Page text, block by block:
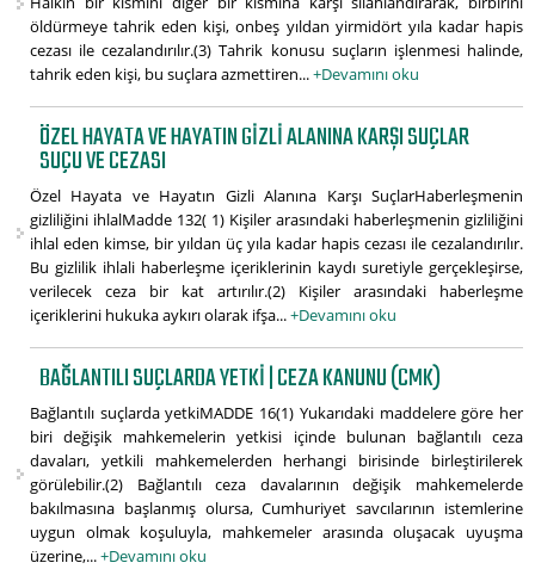
öldürmeye tahrik eden kişi, onbeş yıldan yirmidört yıla kadar hapis
cezası ile cezalandırılır.(3) Tahrik konusu suçların işlenmesi halinde,
tahrik eden kişi, bu suçlara azmettiren...+Devamını oku
ÖZEL HAYATA VE HAYATIN GIZLI ALANINA KARŞI SUÇLAR
SUÇU VE CEZASI
Özel Hayata ve Hayatın Gizli Alanına Karşı SuçlarHaberleşmenin
gizliliğini ihlalMadde 132( 1) Kişiler arasındaki haberleşmenin gizliliğini
ihlal eden kimse, bir yıldan üç yıla kadar hapis cezası ile cezalandırılır.
Bu gizlilik ihlali haberleşme içeriklerinin kaydı suretiyle gerçekleşirse,
verilecek ceza bir kat artırılır.(2) Kişiler arasındaki haberleşme
içeriklerini hukuka aykırı olarak ifşa...+Devamını oku
BAĞLANTILI SUÇLARDA YETKI | CEZA KANUNU (CMK)
Bağlantılı suçlarda yetkiMADDE 16(1) Yukarıdaki maddelere göre her
biri değişik mahkemelerin yetkisi içinde bulunan bağlantılı ceza
davaları, yetkili mahkemelerden herhangi birisinde birleştirilerek
görülebilir.(2) Bağlantılı ceza davalarının değişik mahkemelerde
bakılmasına başlanmış olursa, Cumhuriyet savcılarının istemlerine
uygun olmak koşuluyla, mahkemeler arasında oluşacak uyuşma
üzerine,...+Devamını oku